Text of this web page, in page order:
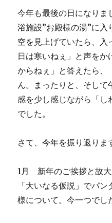
今年も最後の日になりま
浴施設”お殿様の湯”に
空を見上げていたら、入
日は寒いねぇ」と声をか
からねぇ」と答えたら、
ん。まったりと、そして
感を少し感じながら「し
でした。
さて、今年を振り返りま
1月 新年のご挨拶と故
「大いなる仮説」でパ
様について。今一つでし